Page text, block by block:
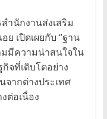
ำนักงานส่งเสริม
เปิดเผยกับ “ฐาน
มมีความน่าสนใจใน
จที่เติบโตอย่าง
จากต่างประเทศ
ต่อเนื่อง